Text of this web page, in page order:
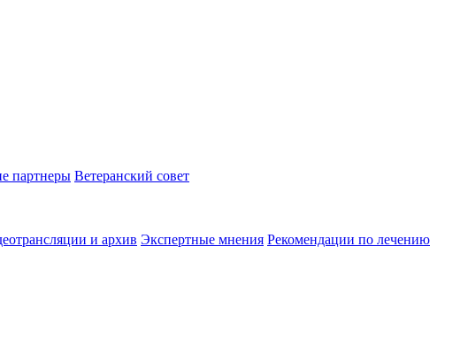
партнеры Ветеранский совет
и архив Экспертные мнения Рекомендации по лечению